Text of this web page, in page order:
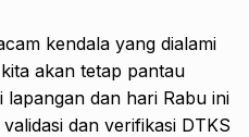
kendala yang dialami
akan tetap pantau
dan hari Rabu ini
dan verifikasi DTKS